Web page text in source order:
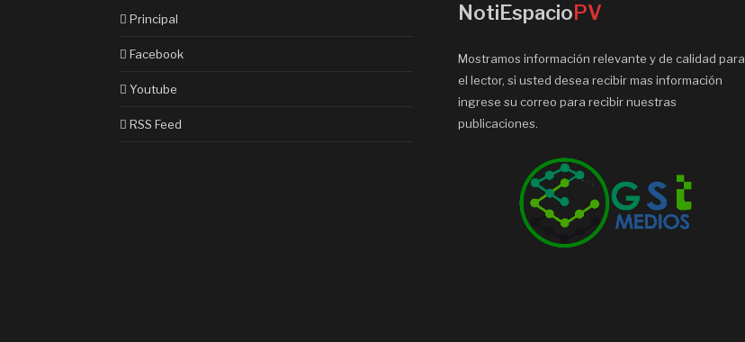
Principal
Facebook
Youtube
RSS Feed
NotiEspacioPV
Mostramos información relevante y de calidad para
el lector, si usted desea recibir mas información
ingrese su correo para recibir nuestras
publicaciones.